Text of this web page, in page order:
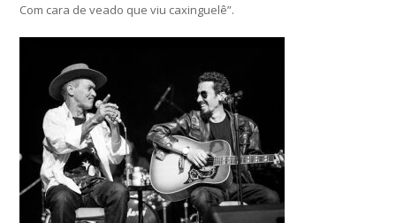
Com cara de veado que viu caxinguelê”.